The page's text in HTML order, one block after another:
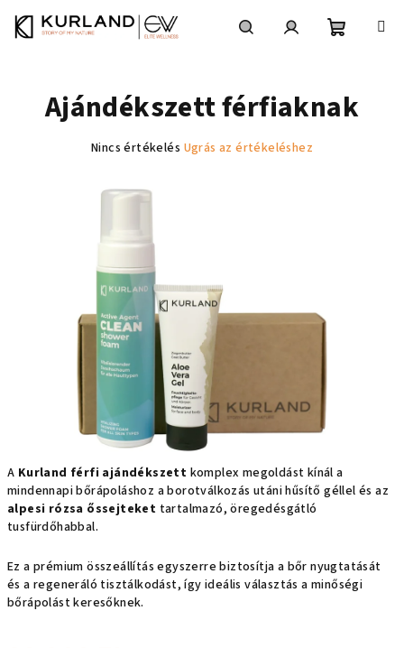
A Kurland férfi ajándékszett komplex megoldást kínál a
mindennapi bőrápoláshoz a borotválkozás utáni hűsítő géllel és az
alpesi rózsa őssejteket tartalmazó, öregedésgátló
tusfürdőhabbal.
Ez a prémium összeállítás egyszerre biztosítja a bőr nyugtatását
és a regeneráló tisztálkodást, így ideális választás a minőségi
bőrápolást keresőknek.
Ajándékszett férfiaknak
A
értékelése
csillag.
Nincs értékelés Ugrás az értékeléshez